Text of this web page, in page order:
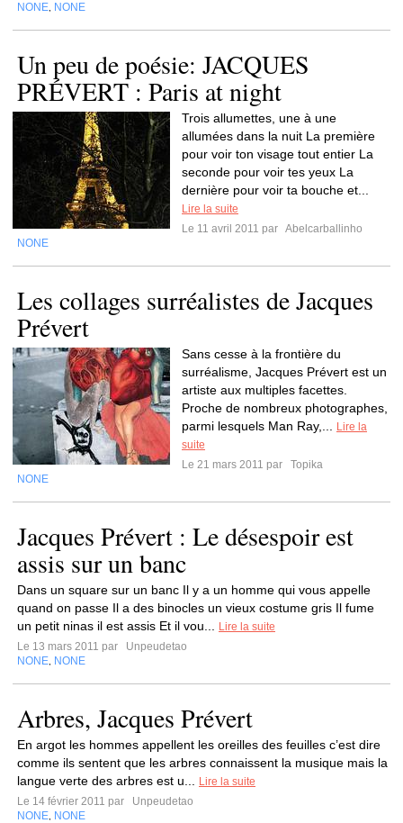
NONE NONE
Un peu de poésie: JACQUES
PRÉVERT : Paris at night
Trois allumettes, une à une
allumées dans la nuit La première
pour voir ton visage tout entier La
seconde pour voir tes yeux La
dernière pour voir ta bouche et...
Lire la suite
Le 11 avril 2011 par Abelcarballinho
NONE
Les collages surréalistes de Jacques
Prévert
Sans cesse à la frontière du
surréalisme, Jacques Prévert est un
artiste aux multiples facettes.
Proche de nombreux photographes,
parmi lesquels Man Ray,...
Lire la
suite
Le 21 mars 2011 par
Topika
NONE
Jacques Prévert : Le désespoir est
assis sur un banc
Dans un square sur un banc Il y a un homme qui vous appelle
quand on passe Il a des binocles un vieux costume gris Il fume
un petit ninas il est assis Et il vou...
Lire la suite
Le 13 mars 2011 par
Unpeudetao
NONE NONE
Arbres, Jacques Prévert
En argot les hommes appellent les oreilles des feuilles c’est dire
comme ils sentent que les arbres connaissent la musique mais la
langue verte des arbres est u...
Lire la suite
Le 14 février 2011 par
Unpeudetao
NONE NONE